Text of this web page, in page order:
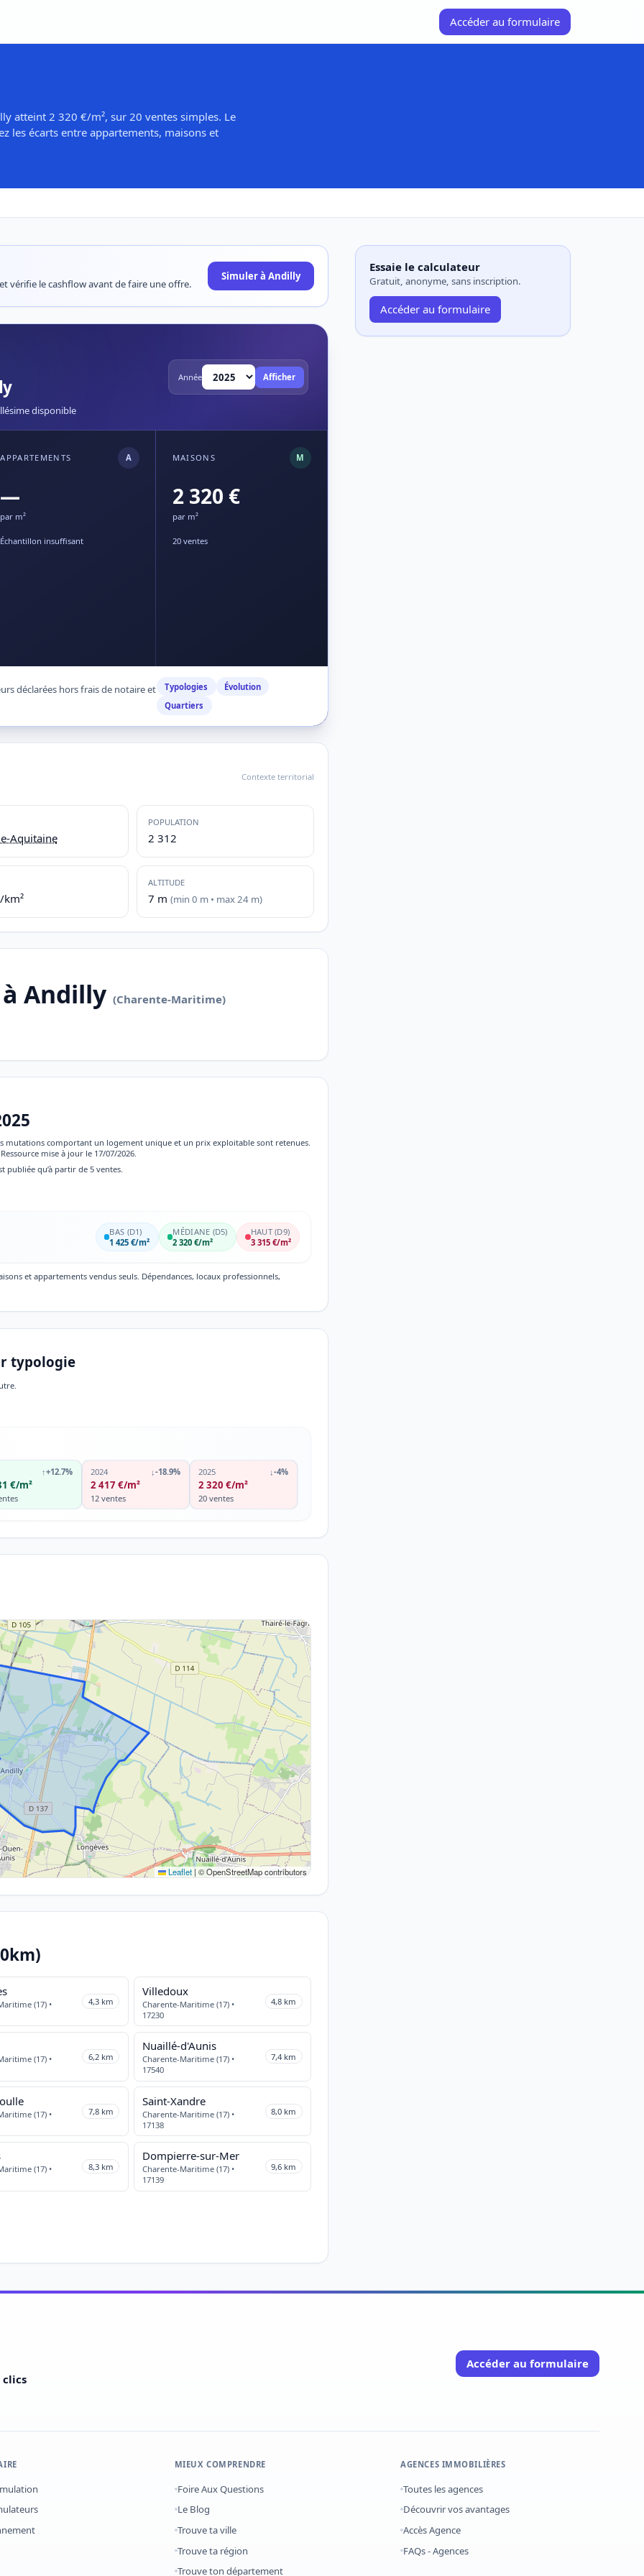
Accéder au formulaire
atteint 2 320 €/m², sur 20 ventes simples. Le
les écarts entre appartements, maisons et
vérifie le cashflow avant de faire une offre.
Simuler à Andilly
disponible
Année Afficher
APPARTEMENTS A
—
par m²
Échantillon insuffisant
MAISONS M
2 320 €
par m²
20 ventes
déclarées hors frais de notaire et Typologies
Évolution
Quartiers
Contexte territorial
Aquitaine
POPULATION
2 312
ALTITUDE
7 m (min 0 m • max 24 m)
Andilly (Charente-Maritime)
mutations comportant un logement unique et un prix exploitable sont retenues.
mise à jour le 17/07/2026.
publiée qu’à partir de 5 ventes.
BAS (D1)
1 425 €/m²
MÉDIANE (D5)
2 320 €/m²
HAUT (D9)
3 315 €/m²
et appartements vendus seuls. Dépendances, locaux professionnels,
typologie
↑+12.7%
€/m²
2024 ↓-18.9%
2 417 €/m²
12 ventes
2025 ↓-4%
2 320 €/m²
20 ventes
Leaflet | © OpenStreetMap contributors
(17) • 4,3 km
Villedoux
Charente-Maritime (17) •
17230
4,8 km
(17) • 6,2 km
Nuaillé-d'Aunis
Charente-Maritime (17) •
17540
7,4 km
(17) • 7,8 km
Saint-Xandre
Charente-Maritime (17) •
17138
8,0 km
(17) • 8,3 km
Dompierre-sur-Mer
Charente-Maritime (17) •
17139
9,6 km
Essaie le calculateur
Gratuit, anonyme, sans inscription.
Accéder au formulaire
Accéder au formulaire
MIEUX COMPRENDRE
Foire Aux Questions
Le Blog
Trouve ta ville
Trouve ta région
Trouve ton département
AGENCES IMMOBILIÈRES
Toutes les agences
Découvrir vos avantages
Accès Agence
FAQs - Agences